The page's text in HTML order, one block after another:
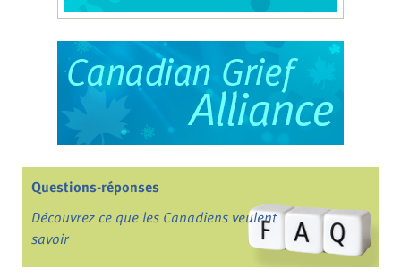
Questions-réponses
Découvrez ce que les Canadiens veulent
savoir